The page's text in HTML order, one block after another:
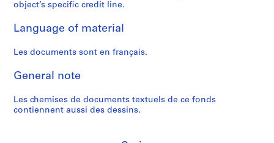
i
u
s
"
e
"
o
i
o
s
8
AP066.S5.D3
d
e
d
A
c
n
d
a
A
c
h
t
c
u
a
object’s specific credit line.
Language of material
Les documents sont en français.
General note
Les chemises de documents textuels de ce fonds
contiennent aussi des dessins.